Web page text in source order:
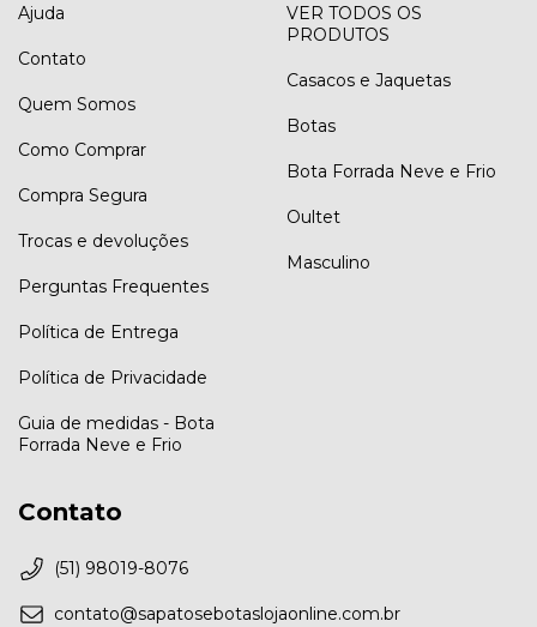
Ajuda
Contato
Quem Somos
Como Comprar
Compra Segura
Trocas e devoluções
Perguntas Frequentes
Política de Entrega
Política de Privacidade
Guia de medidas - Bota
Forrada Neve e Frio
VER TODOS OS
PRODUTOS
Casacos e Jaquetas
Botas
Bota Forrada Neve e Frio
Oultet
Masculino
Contato
(51) 98019-8076
contato@sapatosebotaslojaonline.com.br